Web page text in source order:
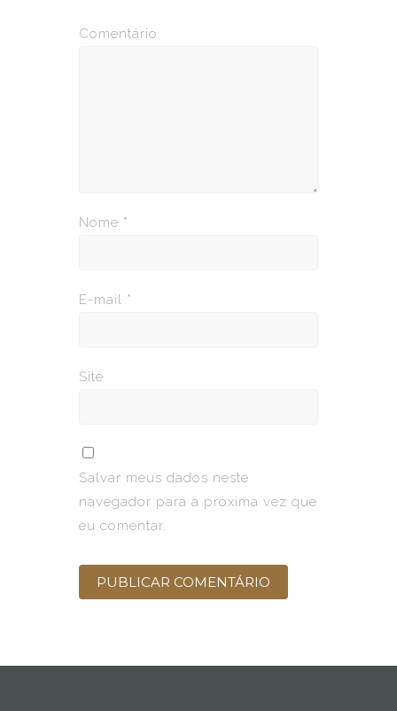
Comentário
Nome *
E-mail *
Site
Salvar meus dados neste
navegador para a próxima vez que
eu comentar.